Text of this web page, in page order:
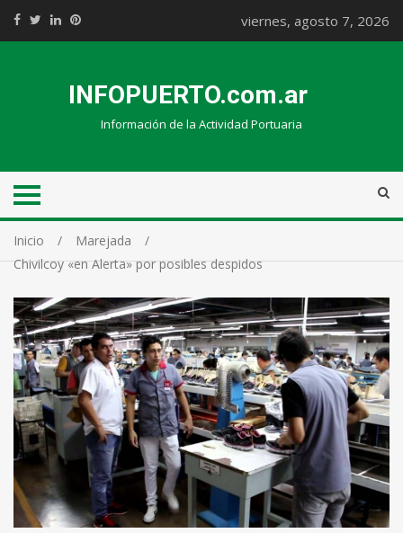
viernes, agosto 7, 2026
INFOPUERTO.com.ar
Información de la Actividad Portuaria
Inicio
Marejada
Chivilcoy «en Alerta» por posibles despidos